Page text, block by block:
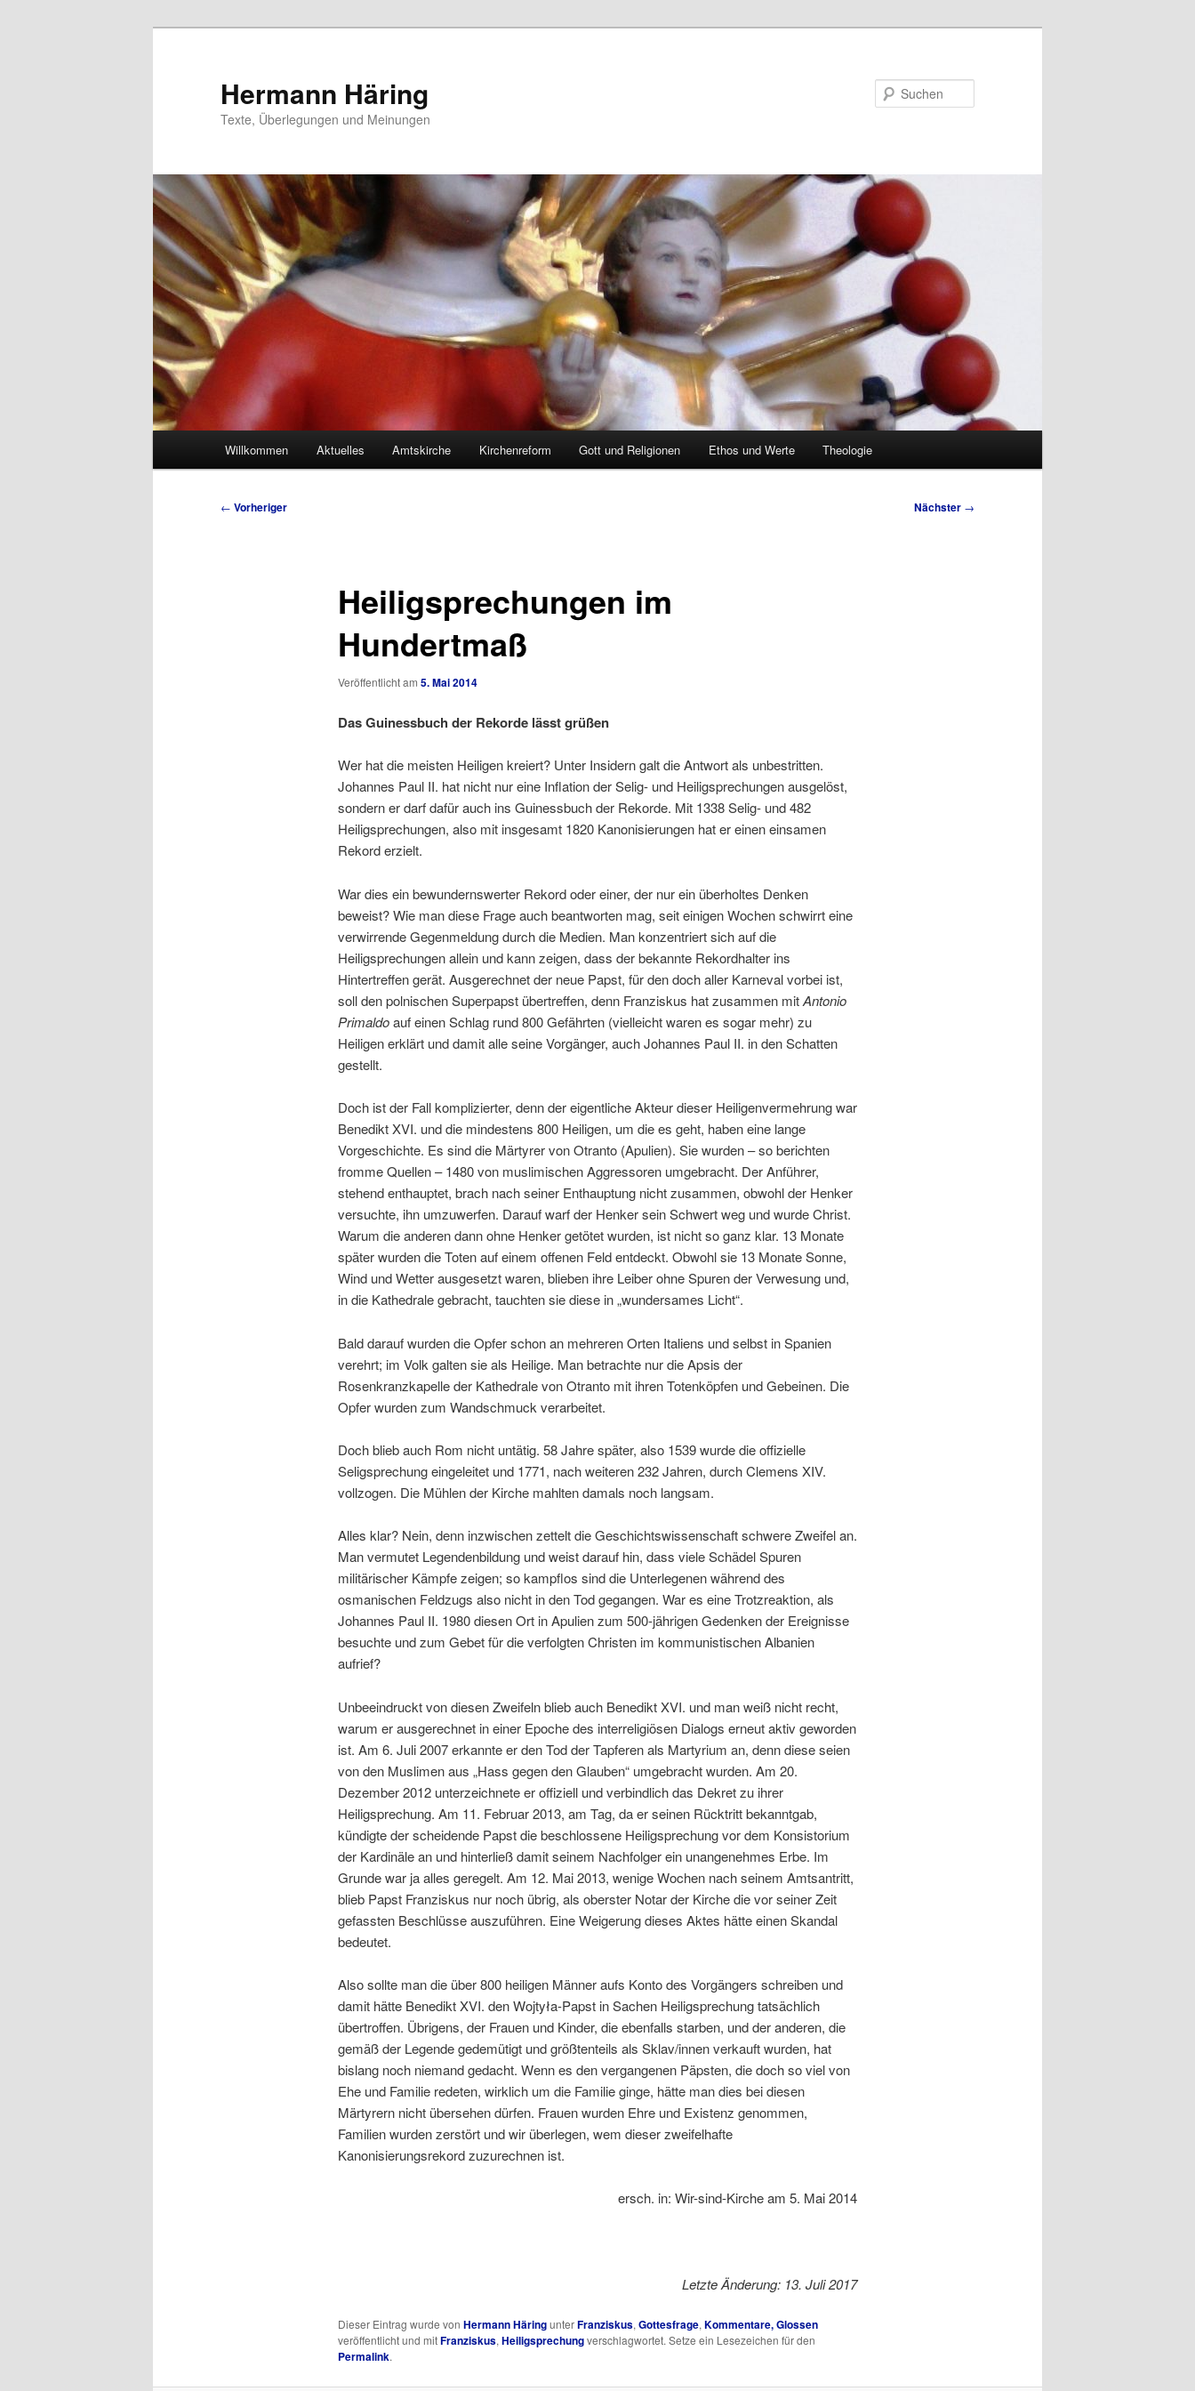
Hermann Häring
Texte, Überlegungen und Meinungen
Willkommen Aktuelles Amtskirche Kirchenreform Gott und Religionen Ethos und Werte Theologie
Beitragsnavigation
← Vorheriger Nächster →
Heiligsprechungen im
Hundertmaß
Veröffentlicht am 5. Mai 2014
Das Guinessbuch der Rekorde lässt grüßen
Wer hat die meisten Heiligen kreiert? Unter Insidern galt die Antwort als unbestritten.
Johannes Paul II. hat nicht nur eine Inflation der Selig- und Heiligsprechungen ausgelöst,
sondern er darf dafür auch ins Guinessbuch der Rekorde. Mit 1338 Selig- und 482
Heiligsprechungen, also mit insgesamt 1820 Kanonisierungen hat er einen einsamen
Rekord erzielt.
War dies ein bewundernswerter Rekord oder einer, der nur ein überholtes Denken
beweist? Wie man diese Frage auch beantworten mag, seit einigen Wochen schwirrt eine
verwirrende Gegenmeldung durch die Medien. Man konzentriert sich auf die
Heiligsprechungen allein und kann zeigen, dass der bekannte Rekordhalter ins
Hintertreffen gerät. Ausgerechnet der neue Papst, für den doch aller Karneval vorbei ist,
soll den polnischen Superpapst übertreffen, denn Franziskus hat zusammen mitAntonio
Primaldoauf einen Schlag rund 800 Gefährten (vielleicht waren es sogar mehr) zu
Heiligen erklärt und damit alle seine Vorgänger, auch Johannes Paul II. in den Schatten
gestellt.
Doch ist der Fall komplizierter, denn der eigentliche Akteur dieser Heiligenvermehrung war
Benedikt XVI. und die mindestens 800 Heiligen, um die es geht, haben eine lange
Vorgeschichte. Es sind die Märtyrer von Otranto (Apulien). Sie wurden – so berichten
fromme Quellen – 1480 von muslimischen Aggressoren umgebracht. Der Anführer,
stehend enthauptet, brach nach seiner Enthauptung nicht zusammen, obwohl der Henker
versuchte, ihn umzuwerfen. Darauf warf der Henker sein Schwert weg und wurde Christ.
Warum die anderen dann ohne Henker getötet wurden, ist nicht so ganz klar. 13 Monate
später wurden die Toten auf einem offenen Feld entdeckt. Obwohl sie 13 Monate Sonne,
Wind und Wetter ausgesetzt waren, blieben ihre Leiber ohne Spuren der Verwesung und,
in die Kathedrale gebracht, tauchten sie diese in „wundersames Licht“.
Bald darauf wurden die Opfer schon an mehreren Orten Italiens und selbst in Spanien
verehrt; im Volk galten sie als Heilige. Man betrachte nur die Apsis der
Rosenkranzkapelle der Kathedrale von Otranto mit ihren Totenköpfen und Gebeinen. Die
Opfer wurden zum Wandschmuck verarbeitet.
Doch blieb auch Rom nicht untätig. 58 Jahre später, also 1539 wurde die offizielle
Seligsprechung eingeleitet und 1771, nach weiteren 232 Jahren, durch Clemens XIV.
vollzogen. Die Mühlen der Kirche mahlten damals noch langsam.
Alles klar? Nein, denn inzwischen zettelt die Geschichtswissenschaft schwere Zweifel an.
Man vermutet Legendenbildung und weist darauf hin, dass viele Schädel Spuren
militärischer Kämpfe zeigen; so kampflos sind die Unterlegenen während des
osmanischen Feldzugs also nicht in den Tod gegangen. War es eine Trotzreaktion, als
Johannes Paul II. 1980 diesen Ort in Apulien zum 500-jährigen Gedenken der Ereignisse
besuchte und zum Gebet für die verfolgten Christen im kommunistischen Albanien
aufrief?
Unbeeindruckt von diesen Zweifeln blieb auch Benedikt XVI. und man weiß nicht recht,
warum er ausgerechnet in einer Epoche des interreligiösen Dialogs erneut aktiv geworden
ist. Am 6. Juli 2007 erkannte er den Tod der Tapferen als Martyrium an, denn diese seien
von den Muslimen aus „Hass gegen den Glauben“ umgebracht wurden. Am 20.
Dezember 2012 unterzeichnete er offiziell und verbindlich das Dekret zu ihrer
Heiligsprechung. Am 11. Februar 2013, am Tag, da er seinen Rücktritt bekanntgab,
kündigte der scheidende Papst die beschlossene Heiligsprechung vor dem Konsistorium
der Kardinäle an und hinterließ damit seinem Nachfolger ein unangenehmes Erbe. Im
Grunde war ja alles geregelt. Am 12. Mai 2013, wenige Wochen nach seinem Amtsantritt,
blieb Papst Franziskus nur noch übrig, als oberster Notar der Kirche die vor seiner Zeit
gefassten Beschlüsse auszuführen. Eine Weigerung dieses Aktes hätte einen Skandal
bedeutet.
Also sollte man die über 800 heiligen Männer aufs Konto des Vorgängers schreiben und
damit hätte Benedikt XVI. den Wojtyła-Papst in Sachen Heiligsprechung tatsächlich
übertroffen. Übrigens, der Frauen und Kinder, die ebenfalls starben, und der anderen, die
gemäß der Legende gedemütigt und größtenteils als Sklav/innen verkauft wurden, hat
bislang noch niemand gedacht. Wenn es den vergangenen Päpsten, die doch so viel von
Ehe und Familie redeten, wirklich um die Familie ginge, hätte man dies bei diesen
Märtyrern nicht übersehen dürfen. Frauen wurden Ehre und Existenz genommen,
Familien wurden zerstört und wir überlegen, wem dieser zweifelhafte
Kanonisierungsrekord zuzurechnen ist.
ersch. in: Wir-sind-Kirche am 5. Mai 2014
Letzte Änderung: 13. Juli 2017
Dieser Eintrag wurde von Hermann HäringunterFranziskus, Gottesfrage, Kommentare, Glossen
veröffentlicht und mitFranziskus, Heiligsprechungverschlagwortet. Setze ein Lesezeichen für den
Permalink.